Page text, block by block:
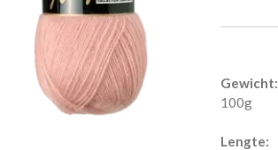
Gewicht:
100g
Lengte: